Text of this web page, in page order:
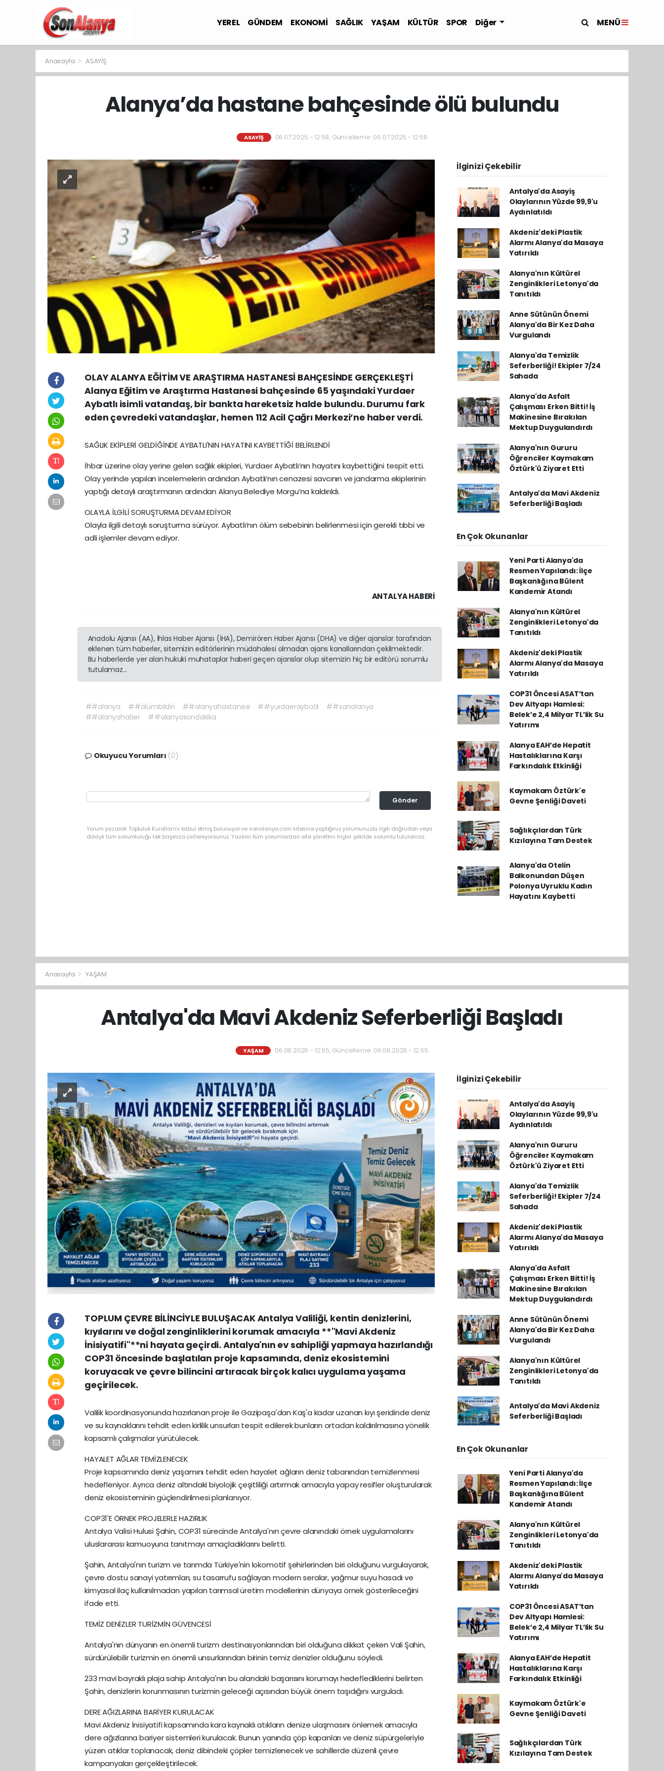
YEREL GÜNDEM EKONOMİ SAĞLIK YAŞAM KÜLTÜR SPOR Diğer MENÜ
Anasayfa ASAYİŞ
Alanya’da hastane bahçesinde ölü bulundu
ASAYİŞ 06.07.2025 - 12:58, Güncelleme: 06.07.2025 - 12:58
OLAY ALANYA EĞİTİM VE ARAŞTIRMA HASTANESİ BAHÇESİNDE GERÇEKLEŞTİ
Alanya Eğitim ve Araştırma Hastanesi bahçesinde 65 yaşındaki Yurdaer
Aybatlı isimli vatandaş, bir bankta hareketsiz halde bulundu. Durumu fark
eden çevredeki vatandaşlar, hemen 112 Acil Çağrı Merkezi’ne haber verdi.
SAĞLIK EKİPLERİ GELDİĞİNDE AYBATLI'NIN HAYATINI KAYBETTİĞİ BELİRLENDİ
İhbar üzerine olay yerine gelen sağlık ekipleri, Yurdaer Aybatlı’nın hayatını kaybettiğini tespit etti.
Olay yerinde yapılan incelemelerin ardından Aybatlı’nın cenazesi savcının ve jandarma ekiplerinin
yaptığı detaylı araştırmanın ardından Alanya Belediye Morgu’na kaldırıldı.
OLAYLA İLGİLİ SORUŞTURMA DEVAM EDİYOR
Olayla ilgili detaylı soruşturma sürüyor. Aybatlı’nın ölüm sebebinin belirlenmesi için gerekli tıbbi ve
adli işlemler devam ediyor.
ANTALYA HABERİ
Anadolu Ajansı (AA), İhlas Haber Ajansı (İHA), Demirören Haber Ajansı (DHA) ve diğer ajanslar tarafından
eklenen tüm haberler, sitemizin editörlerinin müdahalesi olmadan ajans kanallarından çekilmektedir.
Bu haberlerde yer alan hukuki muhataplar haberi geçen ajanslar olup sitemizin hiç bir editörü sorumlu
tutulamaz...
##alanya ##ölümbildiri ##alanyahastanesi ##yurdaeraybatlı
##sonalanya
##alanyahaber
##alanyasondakika
Okuyucu Yorumları (0)
Gönder
Yorum yazarak Topluluk Kuralları’nı kabul etmiş bulunuyor ve sonalanya.com sitesine yaptığınız yorumunuzla ilgili doğrudan veya
dolaylı tüm sorumluluğu tek başınıza üstleniyorsunuz. Yazılan tüm yorumlardan site yönetimi hiçbir şekilde sorumlu tutulamaz.
İlginizi Çekebilir
Antalya'da Asayiş
Olaylarının Yüzde 99,9'u
Aydınlatıldı
Akdeniz'deki Plastik
Alarmı Alanya'da Masaya
Yatırıldı
Alanya'nın Kültürel
Zenginlikleri Letonya'da
Tanıtıldı
Anne Sütünün Önemi
Alanya'da Bir Kez Daha
Vurgulandı
Alanya'da Temizlik
Seferberliği! Ekipler 7/24
Sahada
Alanya'da Asfalt
Çalışması Erken Bitti! İş
Makinesine Bırakılan
Mektup Duygulandırdı
Alanya'nın Gururu
Öğrenciler Kaymakam
Öztürk'ü Ziyaret Etti
Antalya'da Mavi Akdeniz
Seferberliği Başladı
En Çok Okunanlar
Yeni Parti Alanya'da
Resmen Yapılandı: İlçe
Başkanlığına Bülent
Kandemir Atandı
Alanya'nın Kültürel
Zenginlikleri Letonya'da
Tanıtıldı
Akdeniz'deki Plastik
Alarmı Alanya'da Masaya
Yatırıldı
COP31 Öncesi ASAT’tan
Dev Altyapı Hamlesi:
Belek’e 2,4 Milyar TL’lik Su
Yatırımı
Alanya EAH’de Hepatit
Hastalıklarına Karşı
Farkındalık Etkinliği
Kaymakam Öztürk'e
Gevne Şenliği Daveti
Sağlıkçılardan Türk
Kızılayına Tam Destek
Alanya'da Otelin
Balkonundan Düşen
Polonya Uyruklu Kadın
Hayatını Kaybetti
Anasayfa YAŞAM
Antalya'da Mavi Akdeniz Seferberliği Başladı
YAŞAM 06.08.2026 - 12:55, Güncelleme: 06.08.2026 - 12:55
TOPLUM ÇEVRE BİLİNCİYLE BULUŞACAK Antalya Valiliği, kentin denizlerini,
kıyılarını ve doğal zenginliklerini korumak amacıyla **"Mavi Akdeniz
İnisiyatifi"**ni hayata geçirdi. Antalya'nın ev sahipliği yapmaya hazırlandığı
COP31 öncesinde başlatılan proje kapsamında, deniz ekosistemini
koruyacak ve çevre bilincini artıracak birçok kalıcı uygulama yaşama
geçirilecek.
Valilik koordinasyonunda hazırlanan proje ile Gazipaşa'dan Kaş'a kadar uzanan kıyı şeridinde deniz
ve su kaynaklarını tehdit eden kirlilik unsurları tespit edilerek bunların ortadan kaldırılmasına yönelik
kapsamlı çalışmalar yürütülecek.
HAYALET AĞLAR TEMİZLENECEK
Proje kapsamında deniz yaşamını tehdit eden hayalet ağların deniz tabanından temizlenmesi
hedefleniyor. Ayrıca deniz altındaki biyolojik çeşitliliği artırmak amacıyla yapay resifler oluşturularak
deniz ekosisteminin güçlendirilmesi planlanıyor.
COP31'E ÖRNEK PROJELERLE HAZIRLIK
Antalya Valisi Hulusi Şahin, COP31 sürecinde Antalya'nın çevre alanındaki örnek uygulamalarını
uluslararası kamuoyuna tanıtmayı amaçladıklarını belirtti.
Şahin, Antalya'nın turizm ve tarımda Türkiye'nin lokomotif şehirlerinden biri olduğunu vurgulayarak,
çevre dostu sanayi yatırımları, su tasarrufu sağlayan modern seralar, yağmur suyu hasadı ve
kimyasal ilaç kullanılmadan yapılan tarımsal üretim modellerinin dünyaya örnek gösterileceğini
ifade etti.
TEMİZ DENİZLER TURİZMİN GÜVENCESİ
Antalya'nın dünyanın en önemli turizm destinasyonlarından biri olduğuna dikkat çeken Vali Şahin,
sürdürülebilir turizmin en önemli unsurlarından birinin temiz denizler olduğunu söyledi.
233 mavi bayraklı plaja sahip Antalya'nın bu alandaki başarısını korumayı hedeflediklerini belirten
Şahin, denizlerin korunmasının turizmin geleceği açısından büyük önem taşıdığını vurguladı.
DERE AĞIZLARINA BARİYER KURULACAK
Mavi Akdeniz İnisiyatifi kapsamında kara kaynaklı atıkların denize ulaşmasını önlemek amacıyla
dere ağızlarına bariyer sistemleri kurulacak. Bunun yanında çöp kapanları ve deniz süpürgeleriyle
yüzen atıklar toplanacak, deniz dibindeki çöpler temizlenecek ve sahillerde düzenli çevre
kampanyaları gerçekleştirilecek.
İlginizi Çekebilir
Antalya'da Asayiş
Olaylarının Yüzde 99,9'u
Aydınlatıldı
Alanya'nın Gururu
Öğrenciler Kaymakam
Öztürk'ü Ziyaret Etti
Alanya'da Temizlik
Seferberliği! Ekipler 7/24
Sahada
Akdeniz'deki Plastik
Alarmı Alanya'da Masaya
Yatırıldı
Alanya'da Asfalt
Çalışması Erken Bitti! İş
Makinesine Bırakılan
Mektup Duygulandırdı
Anne Sütünün Önemi
Alanya'da Bir Kez Daha
Vurgulandı
Alanya'nın Kültürel
Zenginlikleri Letonya'da
Tanıtıldı
Antalya'da Mavi Akdeniz
Seferberliği Başladı
En Çok Okunanlar
Yeni Parti Alanya'da
Resmen Yapılandı: İlçe
Başkanlığına Bülent
Kandemir Atandı
Alanya'nın Kültürel
Zenginlikleri Letonya'da
Tanıtıldı
Akdeniz'deki Plastik
Alarmı Alanya'da Masaya
Yatırıldı
COP31 Öncesi ASAT’tan
Dev Altyapı Hamlesi:
Belek’e 2,4 Milyar TL’lik Su
Yatırımı
Alanya EAH’de Hepatit
Hastalıklarına Karşı
Farkındalık Etkinliği
Kaymakam Öztürk'e
Gevne Şenliği Daveti
Sağlıkçılardan Türk
Kızılayına Tam Destek